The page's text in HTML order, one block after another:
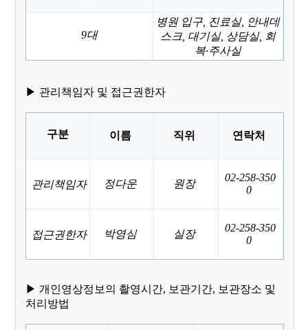
9대
병원 입구, 진료실, 안내데
스크, 대기실, 상담실, 회
복·주사실
▶ 관리책임자 및 접근권한자
구분 이름 직위 연락처
관리책임자 정다운 원장
02-258-350
0
접근권한자 박영심 실장
02-258-350
0
▶ 개인영상정보의 촬영시간, 보관기간, 보관장소 및
처리방법